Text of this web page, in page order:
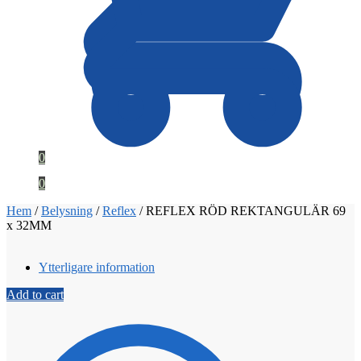
0
0
Hem /Belysning /Reflex /REFLEX RÖD REKTANGULÄR 69
x 32MM
Ytterligare information
Add to cart